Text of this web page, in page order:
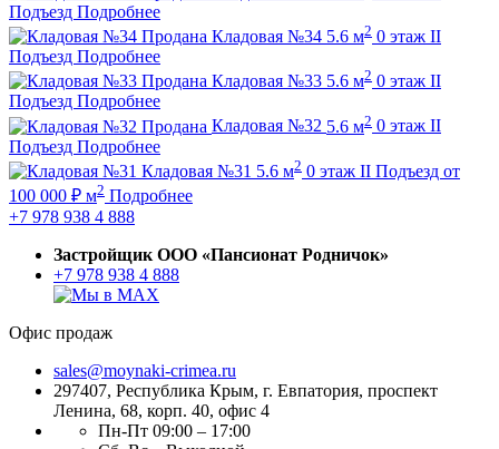
Подъезд Подробнее
Продана Кладовая №34 5.6 м2 0 этаж II
Подъезд Подробнее
Продана Кладовая №33 5.6 м2 0 этаж II
Подъезд Подробнее
Продана Кладовая №32 5.6 м2 0 этаж II
Подъезд Подробнее
Кладовая №31 5.6 м2 0 этаж II Подъезд от
100 000 ₽ м2 Подробнее
+7 978 938 4 888
Застройщик ООО «Пансионат Родничок»
+7 978 938 4 888
Офис продаж
sales@moynaki-crimea.ru
297407, Республика Крым, г. Евпатория, проспект
Ленина, 68, корп. 40, офис 4
Пн-Пт 09:00 – 17:00